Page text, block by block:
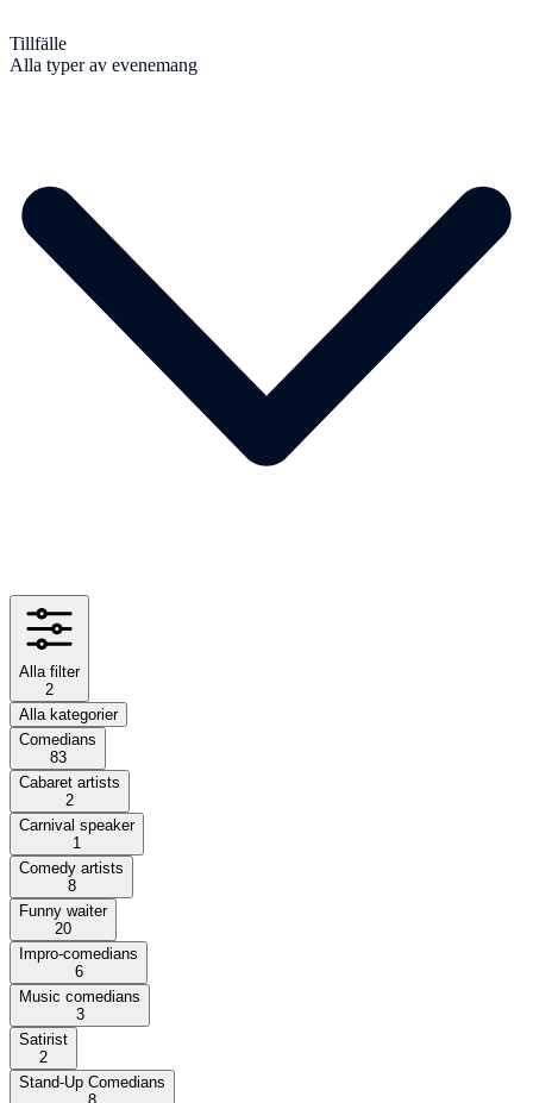
Tillfälle
Alla typer av evenemang
Alla filter
2
Alla kategorier
Comedians
83
Cabaret artists
2
Carnival speaker
1
Comedy artists
8
Funny waiter
20
Impro-comedians
6
Music comedians
3
Satirist
2
Stand-Up Comedians